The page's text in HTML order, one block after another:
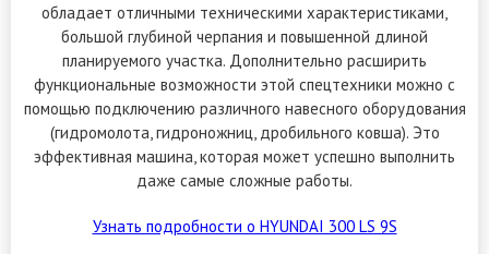
обладает отличными техническими характеристиками,
большой глубиной черпания и повышенной длиной
планируемого участка. Дополнительно расширить
функциональные возможности этой спецтехники можно с
помощью подключению различного навесного оборудования
(гидромолота, гидроножниц, дробильного ковша). Это
эффективная машина, которая может успешно выполнить
даже самые сложные работы.
Узнать подробности о HYUNDAI 300 LS 9S